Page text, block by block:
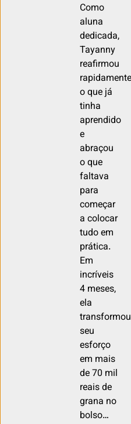
Como
aluna
dedicada,
Tayanny
reafirmou
rapidamente
o que já
tinha
aprendido
e
abraçou
o que
faltava
para
começar
a colocar
tudo em
prática.
Em
incríveis
4 meses,
ela
transformou
seu
esforço
em mais
de 70 mil
reais de
grana no
bolso…